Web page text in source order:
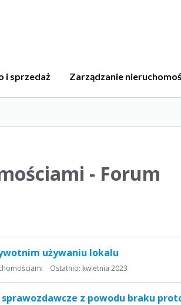
i sprzedaż Zarządzanie
- Forum
używaniu lokalu
Ostatnio: kwietnia 2023
sprawozdawcze z powodu braku